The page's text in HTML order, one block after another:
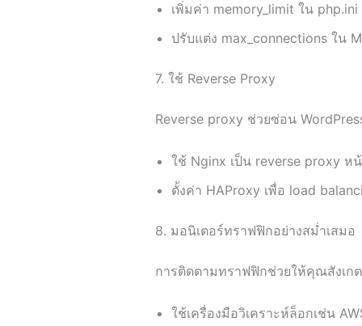
เพิ่มค่า memory_limit ใน php.ini
ปรับแต่ง max_connections ใน
7. ใช้ Reverse Proxy
Reverse proxy ช่วยซ่อน
ใช้ Nginx เป็น reverse proxy ห
ตั้งค่า HAProxy เพื่อ load
8. มอนิเตอร์ทราฟฟิกอย่างสม่ำเสมอ
การติดตามทราฟฟิกช่วยให้คุณสังเก
ใช้เครื่องมือวิเคราะห์ล็อกเช่น